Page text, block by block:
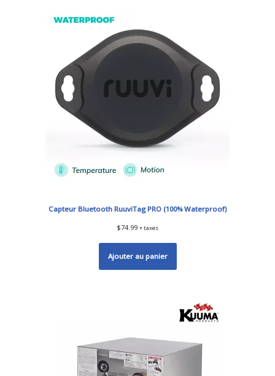
Capteur Bluetooth RuuviTag PRO (100% Waterproof)
$74.99 + taxes
Ajouter au panier